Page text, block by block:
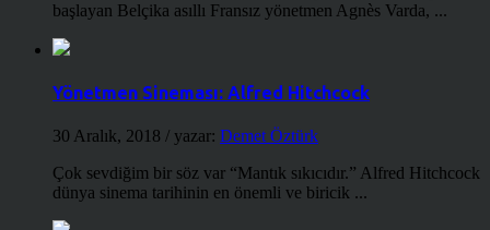
başlayan Belçika asıllı Fransız yönetmen Agnès Varda, ...
Yönetmen Sineması: Alfred Hitchcock
30 Aralık, 2018 / yazar: Demet Öztürk
Çok sevdiğim bir söz var “Mantık sıkıcıdır.” Alfred Hitchcock
dünya sinema tarihinin en önemli ve biricik ...